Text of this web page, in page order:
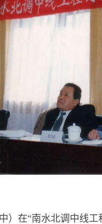
）在“南水北调中线